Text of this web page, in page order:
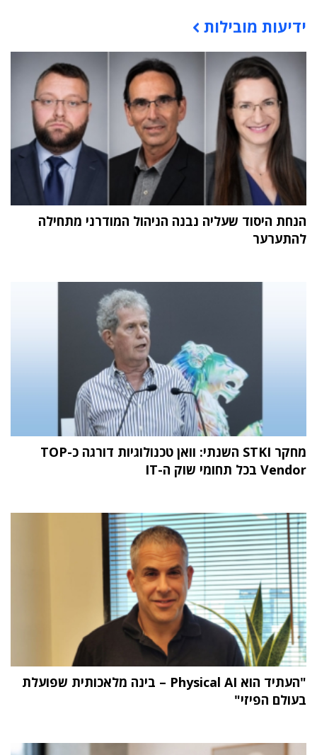
תוכן פרסומי
ידיעות מובילות
הנחת היסוד שעליה נבנה הניהול המודרני מתחילה
להתערער
מחקר STKI השנתי: וואן טכנולוגיות דורגה כ-TOP
Vendor בכל תחומי שוק ה-IT
"העתיד הוא Physical AI – בינה מלאכותית שפועלת
בעולם הפיזי"